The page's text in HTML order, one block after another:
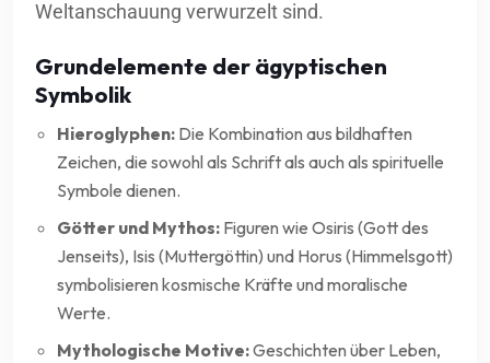
Weltanschauung verwurzelt sind.
Grundelemente der ägyptischen
Symbolik
Hieroglyphen: Die Kombination aus bildhaften
Zeichen, die sowohl als Schrift als auch als spirituelle
Symbole dienen.
Götter und Mythos: Figuren wie Osiris (Gott des
Jenseits), Isis (Muttergöttin) und Horus (Himmelsgott)
symbolisieren kosmische Kräfte und moralische
Werte.
Mythologische Motive:Geschichten über Leben,